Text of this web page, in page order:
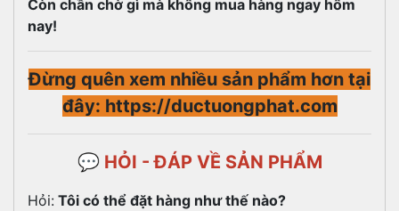
Còn chần chờ gì mà không mua hàng ngay hôm
nay!
Đừng quên xem nhiều sản phẩm hơn tại
đây: https://ductuongphat.com
💬 HỎI - ĐÁP VỀ SẢN PHẨM
Hỏi: Tôi có thể đặt hàng như thế nào?